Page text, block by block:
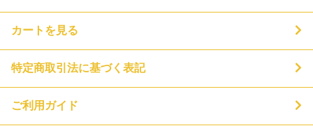
カートを見る
特定商取引法に基づく表記
ご利用ガイド